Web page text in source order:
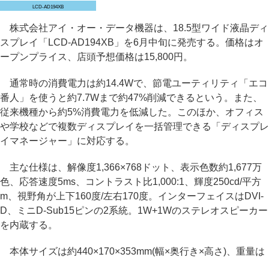
LCD-AD194XB
株式会社アイ・オー・データ機器は、18.5型ワイド液晶ディ
スプレイ「LCD-AD194XB」を6月中旬に発売する。価格はオ
ープンプライス、店頭予想価格は15,800円。
通常時の消費電力は約14.4Wで、節電ユーティリティ「エコ
番人」を使うと約7.7Wまで約47%削減できるという。また、
従来機種から約5%消費電力を低減した。このほか、オフィス
や学校などで複数ディスプレイを一括管理できる「ディスプレ
イマネージャー」に対応する。
主な仕様は、解像度1,366×768ドット、表示色数約1,677万
色、応答速度5ms、コントラスト比1,000:1、輝度250cd/平方
m、視野角が上下160度/左右170度。インターフェイスはDVI-
D、ミニD-Sub15ピンの2系統。1W+1Wのステレオスピーカー
を内蔵する。
本体サイズは約440×170×353mm(幅×奥行き×高さ)、重量は